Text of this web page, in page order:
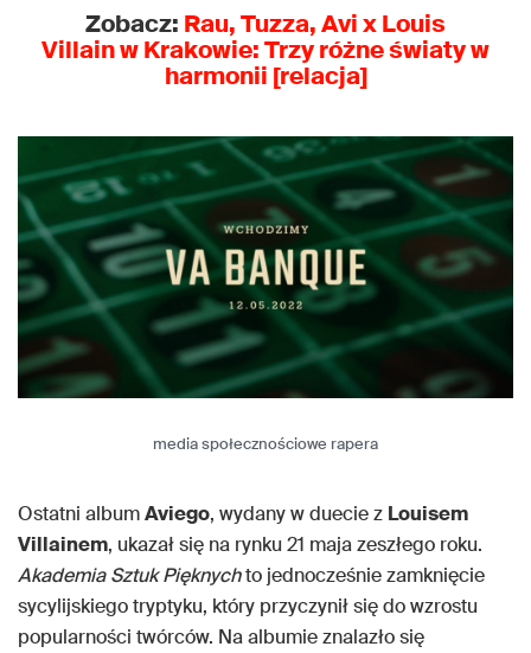
Zobacz: Rau, Tuzza, Avi x Louis
Villain w Krakowie: Trzy różne światy w
harmonii [relacja]
media społecznościowe rapera
Ostatni albumAviego, wydany w duecie z Louisem
Villainem, ukazał się na rynku 21 maja zeszłego roku.
Akademia Sztuk Pięknychto jednocześnie zamknięcie
sycylijskiego tryptyku, który przyczynił się do wzrostu
popularności twórców. Na albumie znalazło się